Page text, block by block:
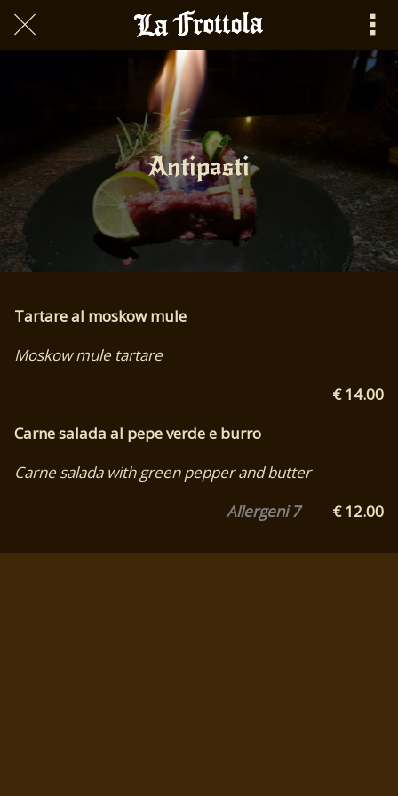
Scritto il 22/05/2020\nQuick App\n
Antipasti
Tartare al moskow mule
Moskow mule tartare
€ 14.00
Carne salada al pepe verde e burro
Carne salada with green pepper and butter
Allergeni 7
€ 12.00